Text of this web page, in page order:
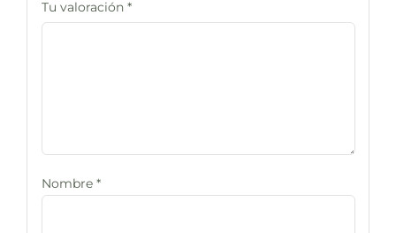
Tu valoración *
Nombre *